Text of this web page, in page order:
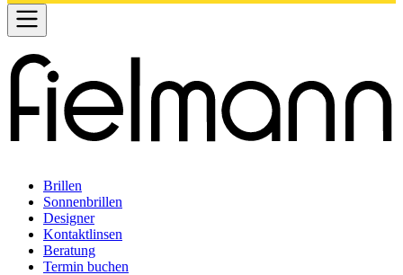
Brillen
Sonnenbrillen
Designer
Kontaktlinsen
Beratung
Termin buchen